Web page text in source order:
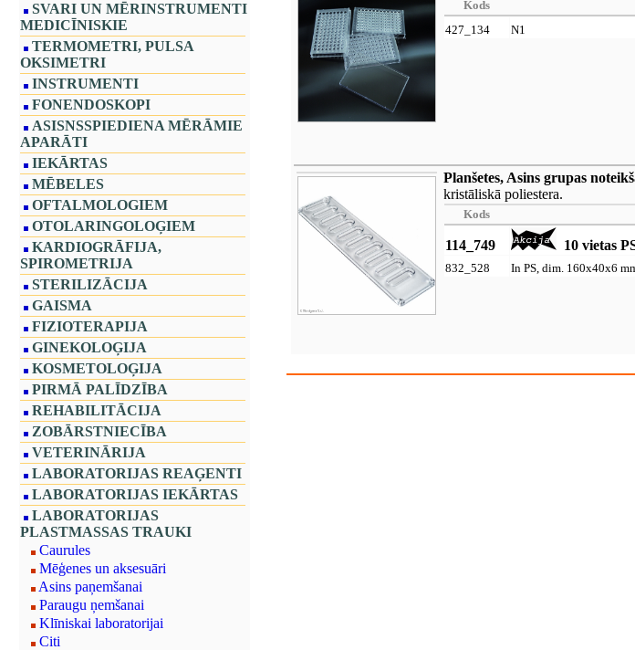
SVARI UN MĒRINSTRUMENTI
MEDICĪNISKIE
TERMOMETRI, PULSA
OKSIMETRI
INSTRUMENTI
FONENDOSKOPI
ASISNSSPIEDIENA MĒRĀMIE
APARĀTI
IEKĀRTAS
MĒBELES
OFTALMOLOGIEM
OTOLARINGOLOĢIEM
KARDIOGRĀFIJA,
SPIROMETRIJA
STERILIZĀCIJA
GAISMA
FIZIOTERAPIJA
GINEKOLOĢIJA
KOSMETOLOĢIJA
PIRMĀ PALĪDZĪBA
REHABILITĀCIJA
ZOBĀRSTNIECĪBA
VETERINĀRIJA
LABORATORIJAS REAĢENTI
LABORATORIJAS IEKĀRTAS
LABORATORIJAS
PLASTMASSAS TRAUKI
Caurules
Mēģenes un aksesuāri
Asins paņemšanai
Paraugu ņemšanai
Klīniskai laboratorijai
Citi
Kods
427_134
N1
Planšetes, Asins grupas
kristāliskā poliestera.
Kods
114_749 10 vietas
832_528
In PS, dim. 160x40x6